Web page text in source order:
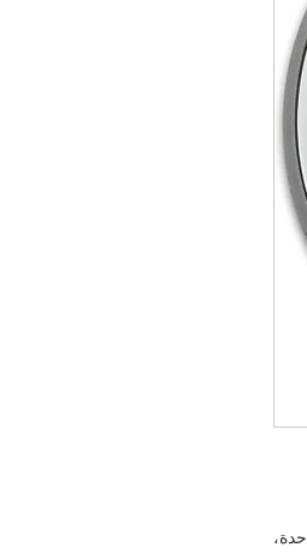
أونصة واحدة،